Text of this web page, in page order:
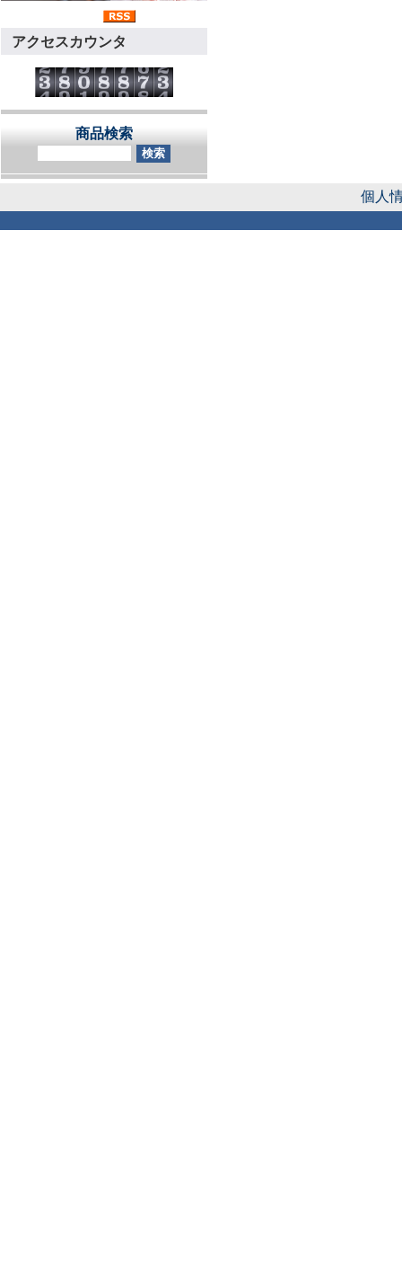
アクセスカウンタ
商品検索
個人